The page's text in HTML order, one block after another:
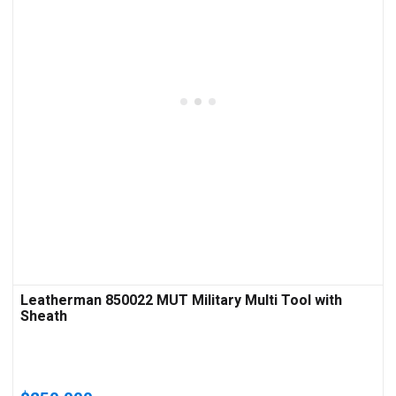
Leatherman 850022 MUT Military Multi Tool with
Sheath